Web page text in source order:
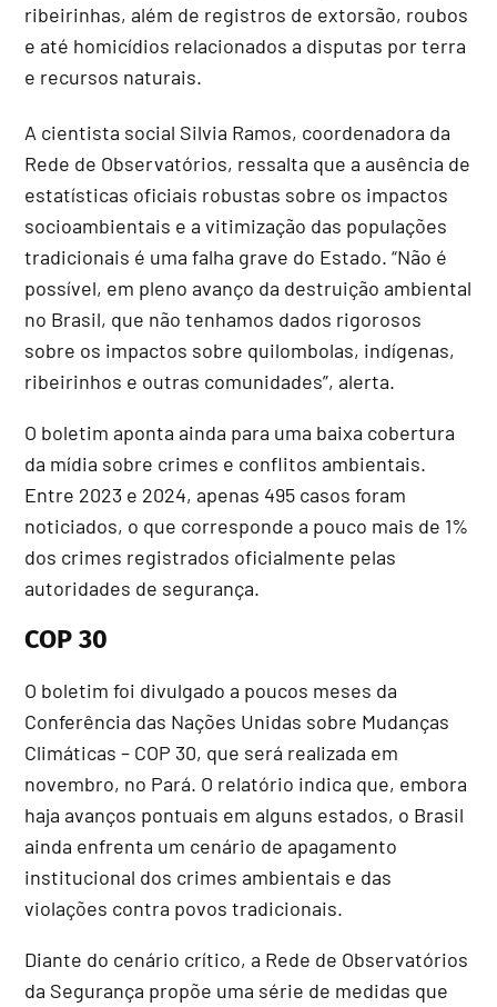
ribeirinhas, além de registros de extorsão, roubos
e até homicídios relacionados a disputas por terra
e recursos naturais.
A cientista social Silvia Ramos, coordenadora da
Rede de Observatórios, ressalta que a ausência de
estatísticas oficiais robustas sobre os impactos
socioambientais e a vitimização das populações
tradicionais é uma falha grave do Estado. “Não é
possível, em pleno avanço da destruição ambiental
no Brasil, que não tenhamos dados rigorosos
sobre os impactos sobre quilombolas, indígenas,
ribeirinhos e outras comunidades”, alerta.
O boletim aponta ainda para uma baixa cobertura
da mídia sobre crimes e conflitos ambientais.
Entre 2023 e 2024, apenas 495 casos foram
noticiados, o que corresponde a pouco mais de 1%
dos crimes registrados oficialmente pelas
autoridades de segurança.
COP 30
O boletim foi divulgado a poucos meses da
Conferência das Nações Unidas sobre Mudanças
Climáticas – COP 30, que será realizada em
novembro, no Pará. O relatório indica que, embora
haja avanços pontuais em alguns estados, o Brasil
ainda enfrenta um cenário de apagamento
institucional dos crimes ambientais e das
violações contra povos tradicionais.
Diante do cenário crítico, a Rede de Observatórios
da Segurança propõe uma série de medidas que